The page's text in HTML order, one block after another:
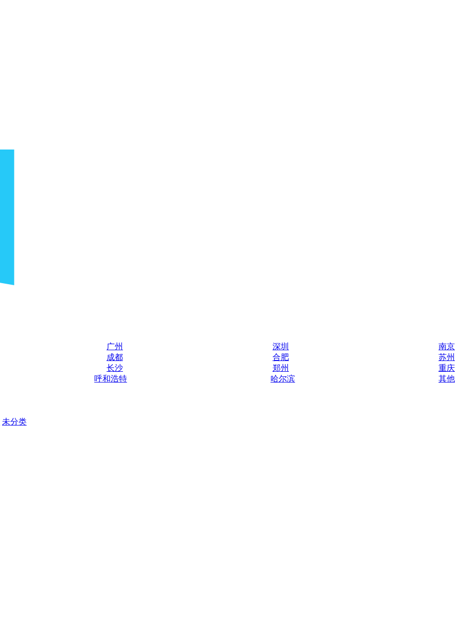
广州 深圳
南京
成都 合肥
苏州
长沙 郑州
重庆
呼和浩特 哈尔滨
其他
未分类